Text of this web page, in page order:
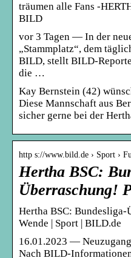
träumen alle Fans -
BILD
vor 3 Tagen — In der
„Stammplatz“, dem
BILD, stellt BILD-
die …
Kay Bernstein (42)
Diese Mannschaft aus
sicher gerne bei der
http s://www.bild.de › Sport ›
Hertha BSC:
Überraschung!
Hertha BSC:
Wende | Sport | BILD.de
16.01.2023 —
Nach BILD-